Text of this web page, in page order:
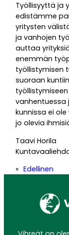
Työllisyyttä ja
edistämme
yritysten
ja vanhojen
auttaa
enemmän
työllistymisen
suoraan
vanhentuessa
kunnissa ei
jo olevia
Taavi Horila
« Edellinen